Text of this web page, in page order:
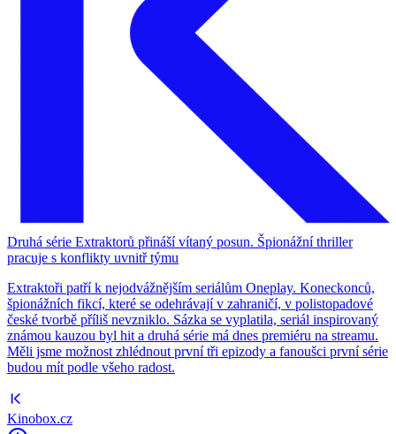
Druhá série Extraktorů přináší vítaný posun. Špionážní thriller
pracuje s konflikty uvnitř týmu
Extraktoři patří k nejodvážnějším seriálům Oneplay. Koneckonců,
špionážních fikcí, které se odehrávají v zahraničí, v polistopadové
české tvorbě příliš nevzniklo. Sázka se vyplatila, seriál inspirovaný
známou kauzou byl hit a druhá série má dnes premiéru na streamu.
Měli jsme možnost zhlédnout první tři epizody a fanoušci první série
budou mít podle všeho radost.
Kinobox.cz